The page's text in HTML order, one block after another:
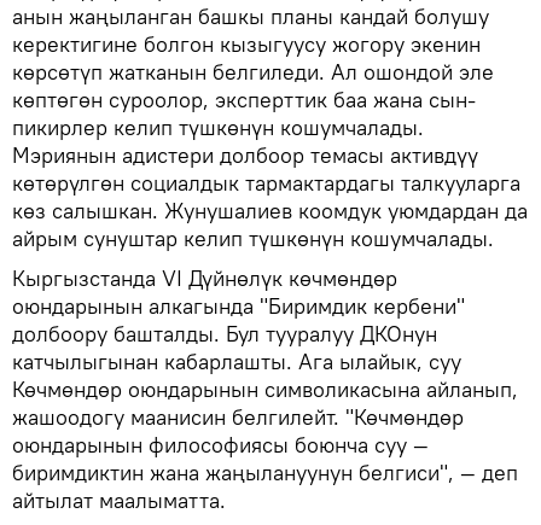
анын жаңыланган башкы планы кандай болушу
керектигине болгон кызыгуусу жогору экенин
көрсөтүп жатканын белгиледи. Ал ошондой эле
көптөгөн суроолор, эксперттик баа жана сын-
пикирлер келип түшкөнүн кошумчалады.
Мэриянын адистери долбоор темасы активдүү
көтөрүлгөн социалдык тармактардагы талкууларга
көз салышкан. Жунушалиев коомдук уюмдардан да
айрым сунуштар келип түшкөнүн кошумчалады.
Кыргызстанда VI Дүйнөлүк көчмөндөр
оюндарынын алкагында "Биримдик кербени"
долбоору башталды. Бул тууралуу ДКОнун
катчылыгынан кабарлашты. Ага ылайык, суу
Көчмөндөр оюндарынын символикасына айланып,
жашоодогу маанисин белгилейт. "Көчмөндөр
оюндарынын философиясы боюнча суу —
биримдиктин жана жаңылануунун белгиси", — деп
айтылат маалыматта.